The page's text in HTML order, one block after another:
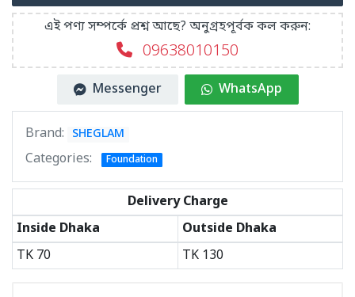
এই পণ্য সম্পর্কে প্রশ্ন আছে? অনুগ্রহপূর্বক কল করুন:
09638010150
Messenger WhatsApp
Brand: SHEGLAM
Categories: Foundation
Delivery Charge
Inside Dhaka
Outside Dhaka
TK 70 TK 130